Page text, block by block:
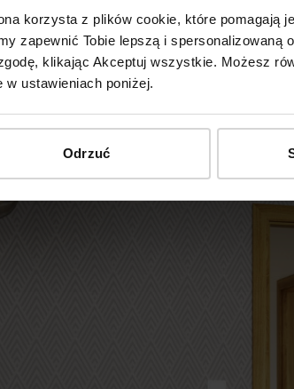
korzysta z plików cookie, które pomagają
zapewnić Tobie lepszą i spersonalizowaną
klikając Akceptuj wszystkie. Możesz
w ustawieniach poniżej.
Odrzuć